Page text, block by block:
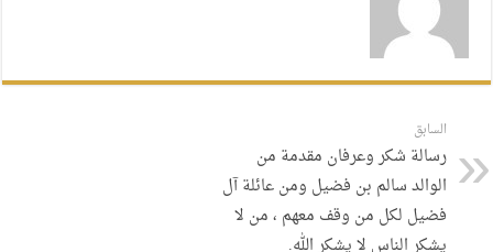
السابق
رسالة شكر وعرفان مقدمة من
الوالد سالم بن فضيل ومن عائلة آل
فضيل لكل من وقف معهم ، من لا
يشكر الناس لا يشكر الله.